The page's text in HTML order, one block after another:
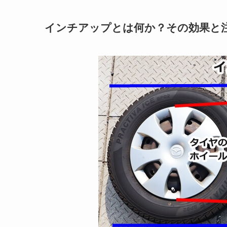
インチアップとは何か？その効果と